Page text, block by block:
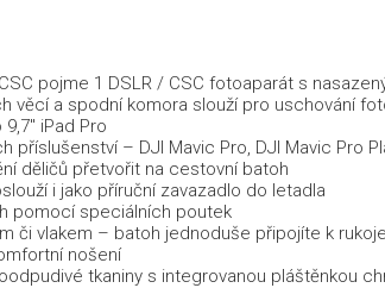
pojme 1 DSLR / CSC fotoaparát s
věcí a spodní komora slouží pro uschování
iPad Pro
příslušenství – DJI Mavic Pro, DJI Mavic Pro
děličů přetvořit na cestovní batoh
i jako příruční zavazadlo do letadla
pomocí speciálních poutek
či vlakem – batoh jednoduše připojíte k
nošení
tkaniny s integrovanou pláštěnkou